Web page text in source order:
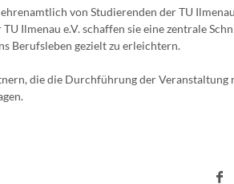
von Studierenden der TU
Ilmenau e.V. schaffen sie eine zentrale
Berufsleben gezielt zu erleichtern.
die die Durchführung der